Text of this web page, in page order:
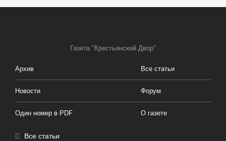
Газета "Крестьянский Двор"
Архив Все статьи
Новости Форум
Один номер в PDF О газете
Все статьи